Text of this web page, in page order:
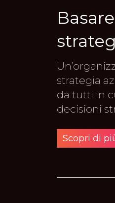
strategia
da tutti in
decisioni
Scopri di